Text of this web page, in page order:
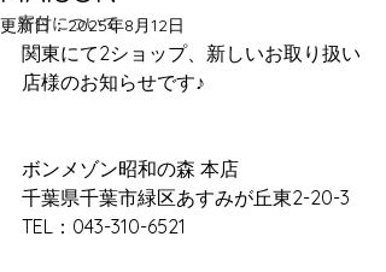
寄付について
更新日：2025年8月12日
関東にて2ショップ、新しいお取り扱い
店様のお知らせです♪
​ボンメゾン昭和の森 本店
千葉県千葉市緑区あすみが丘東2-20-3
TEL：043-310-6521